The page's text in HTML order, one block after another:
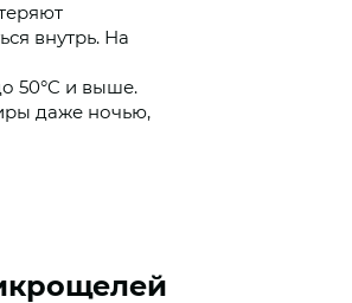
внутрь. На
50°C и выше.
даже ночью,